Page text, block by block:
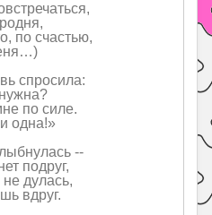
по счастью,
спросила:
по силе.
одна!»
--
подруг,
дулась,
вдруг.